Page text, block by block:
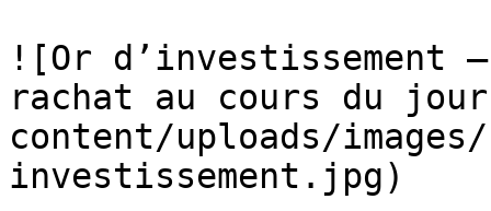
![Or
rachat au cours du
content/uploads/
investissement.jpg)